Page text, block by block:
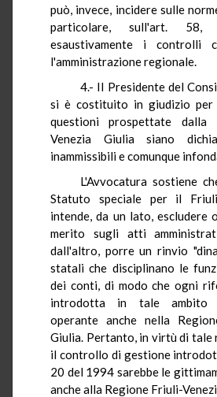
può, invece, incidere sulle
particolare, sull'art. 58,
esaustivamente i controlli
l'amministrazione regionale.
4.- Il Presidente del
si è costituito in giudizio per
questioni prospettate dalla
Venezia Giulia siano
inammissibili e comunque
L'Avvocatura sostiene
Statuto speciale per il
intende, da un lato, escludere
merito sugli atti
dall'altro, porre un rinvio
statali che disciplinano le
dei conti, di modo che ogni
introdotta in tale ambito
operante anche nella
Giulia. Pertanto, in virtù di tale
il controllo di gestione
20 del 1994 sarebbe le
anche alla Regione Friuli-